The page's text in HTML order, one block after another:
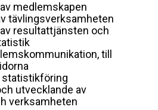
medlemskapen
tävlingsverksamheten
resultattjänsten och
till
statistikföring
utvecklande av
verksamheten